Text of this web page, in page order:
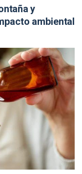
y
ambiental